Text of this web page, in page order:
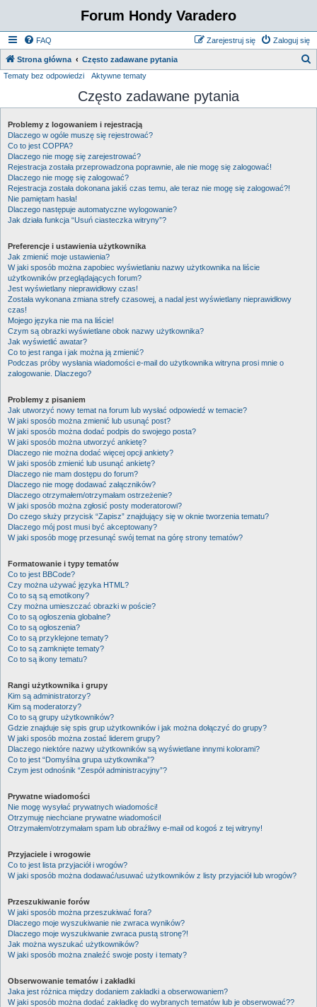
Forum Hondy Varadero
FAQ Zaloguj się
Zarejestruj się
Strona główna Często zadawane pytania
k
Tematy bez odpowiedzi Aktywne tematy
Często zadawane pytania
Problemy z logowaniem i rejestracją
Dlaczego w ogóle muszę się rejestrować?
Co to jest COPPA?
Dlaczego nie mogę się zarejestrować?
Rejestracja została przeprowadzona poprawnie, ale nie mogę się zalogować!
Dlaczego nie mogę się zalogować?
Rejestracja została dokonana jakiś czas temu, ale teraz nie mogę się zalogować?!
Nie pamiętam hasła!
Dlaczego następuje automatyczne wylogowanie?
Jak działa funkcja “Usuń ciasteczka witryny”?
Preferencje i ustawienia użytkownika
Jak zmienić moje ustawienia?
W jaki sposób można zapobiec wyświetlaniu nazwy użytkownika na liście
użytkowników przeglądających forum?
Jest wyświetlany nieprawidłowy czas!
Została wykonana zmiana strefy czasowej, a nadal jest wyświetlany nieprawidłowy
czas!
Mojego języka nie ma na liście!
Czym są obrazki wyświetlane obok nazwy użytkownika?
Jak wyświetlić awatar?
Co to jest ranga i jak można ją zmienić?
Podczas próby wysłania wiadomości e-mail do użytkownika witryna prosi mnie o
zalogowanie. Dlaczego?
Problemy z pisaniem
Jak utworzyć nowy temat na forum lub wysłać odpowiedź w temacie?
W jaki sposób można zmienić lub usunąć post?
W jaki sposób można dodać podpis do swojego posta?
W jaki sposób można utworzyć ankietę?
Dlaczego nie można dodać więcej opcji ankiety?
W jaki sposób zmienić lub usunąć ankietę?
Dlaczego nie mam dostępu do forum?
Dlaczego nie mogę dodawać załączników?
Dlaczego otrzymałem/otrzymałam ostrzeżenie?
W jaki sposób można zgłosić posty moderatorowi?
Do czego służy przycisk “Zapisz” znajdujący się w oknie tworzenia tematu?
Dlaczego mój post musi być akceptowany?
W jaki sposób mogę przesunąć swój temat na górę strony tematów?
Formatowanie i typy tematów
Co to jest BBCode?
Czy można używać języka HTML?
Co to są są emotikony?
Czy można umieszczać obrazki w poście?
Co to są ogłoszenia globalne?
Co to są ogłoszenia?
Co to są przyklejone tematy?
Co to są zamknięte tematy?
Co to są ikony tematu?
Rangi użytkownika i grupy
Kim są administratorzy?
Kim są moderatorzy?
Co to są grupy użytkowników?
Gdzie znajduje się spis grup użytkowników i jak można dołączyć do grupy?
W jaki sposób można zostać liderem grupy?
Dlaczego niektóre nazwy użytkowników są wyświetlane innymi kolorami?
Co to jest “Domyślna grupa użytkownika”?
Czym jest odnośnik “Zespół administracyjny”?
Prywatne wiadomości
Nie mogę wysyłać prywatnych wiadomości!
Otrzymuję niechciane prywatne wiadomości!
Otrzymałem/otrzymałam spam lub obraźliwy e-mail od kogoś z tej witryny!
Przyjaciele i wrogowie
Co to jest lista przyjaciół i wrogów?
W jaki sposób można dodawać/usuwać użytkowników z listy przyjaciół lub wrogów?
Przeszukiwanie forów
W jaki sposób można przeszukiwać fora?
Dlaczego moje wyszukiwanie nie zwraca wyników?
Dlaczego moje wyszukiwanie zwraca pustą stronę?!
Jak można wyszukać użytkowników?
W jaki sposób można znaleźć swoje posty i tematy?
Obserwowanie tematów i zakładki
Jaka jest różnica między dodaniem zakładki a obserwowaniem?
W jaki sposób można dodać zakładkę do wybranych tematów lub je obserwować??